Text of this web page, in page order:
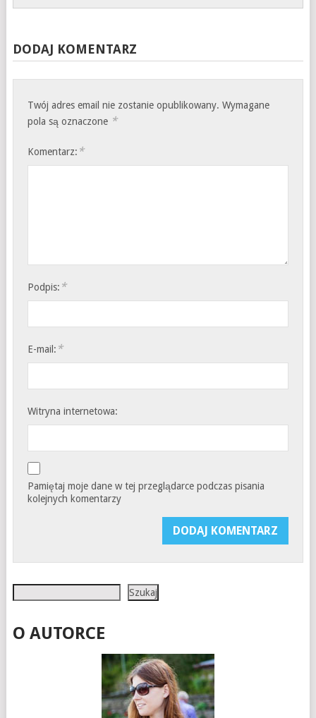
DODAJ KOMENTARZ
Twój adres email nie zostanie opublikowany. Wymagane
pola są oznaczone *
Komentarz: *
Podpis: *
E-mail: *
Witryna internetowa:
Pamiętaj moje dane w tej przeglądarce podczas pisania
kolejnych komentarzy
Szukaj
O AUTORCE